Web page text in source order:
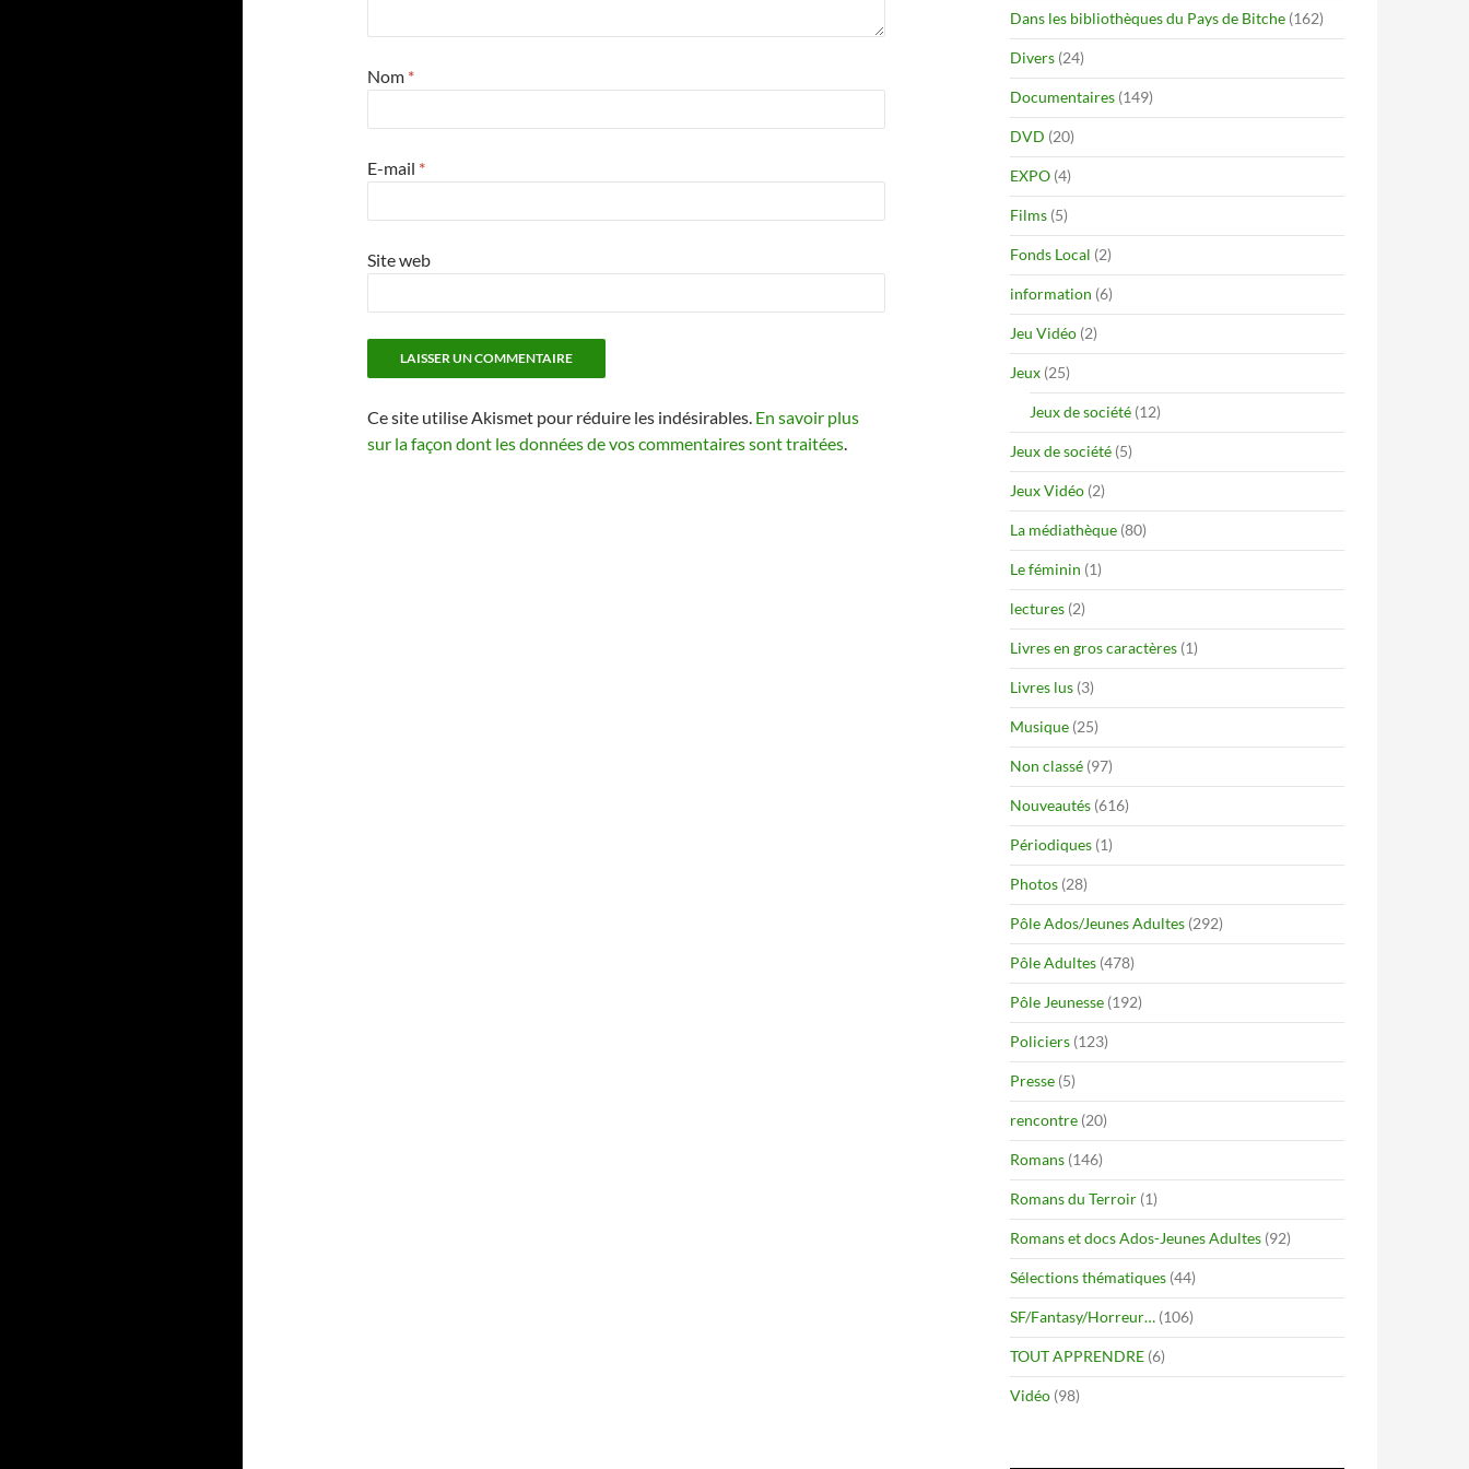
Nom *
E-mail *
Site web
Ce site utilise Akismet pour réduire les indésirables. En savoir plus
sur la façon dont les données de vos commentaires sont traitées.
Dans les bibliothèques du Pays de Bitche (162)
Divers (24)
Documentaires (149)
DVD (20)
EXPO (4)
Films (5)
Fonds Local (2)
information (6)
Jeu Vidéo (2)
Jeux (25)
Jeux de société (12)
Jeux de société (5)
Jeux Vidéo (2)
La médiathèque (80)
Le féminin (1)
lectures (2)
Livres en gros caractères (1)
Livres lus (3)
Musique (25)
Non classé (97)
Nouveautés (616)
Périodiques (1)
Photos (28)
Pôle Ados/Jeunes Adultes (292)
Pôle Adultes (478)
Pôle Jeunesse (192)
Policiers (123)
Presse (5)
rencontre (20)
Romans (146)
Romans du Terroir (1)
Romans et docs Ados-Jeunes Adultes (92)
Sélections thématiques (44)
SF/Fantasy/Horreur… (106)
TOUT APPRENDRE (6)
Vidéo (98)